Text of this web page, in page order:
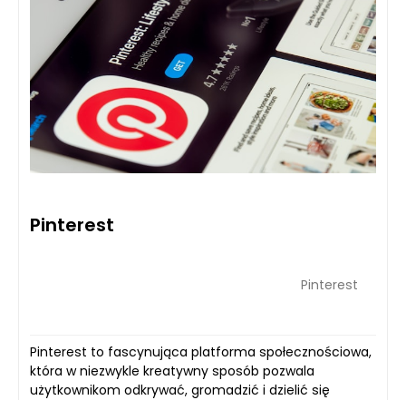
Pinterest
Pinterest
Pinterest to fascynująca platforma społecznościowa,
która w niezwykle kreatywny sposób pozwala
użytkownikom odkrywać, gromadzić i dzielić się